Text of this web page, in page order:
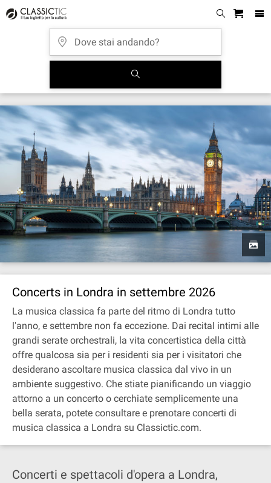
Concerts in Londra in settembre 2026
La musica classica fa parte del ritmo di Londra tutto
l'anno, e settembre non fa eccezione. Dai recital intimi alle
grandi serate orchestrali, la vita concertistica della città
offre qualcosa sia per i residenti sia per i visitatori che
desiderano ascoltare musica classica dal vivo in un
ambiente suggestivo. Che stiate pianificando un viaggio
attorno a un concerto o cerchiate semplicemente una
bella serata, potete consultare e prenotare concerti di
musica classica a Londra su Classictic.com.
Concerti e spettacoli d'opera a Londra,